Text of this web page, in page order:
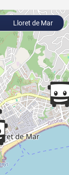
Lloret de Mar